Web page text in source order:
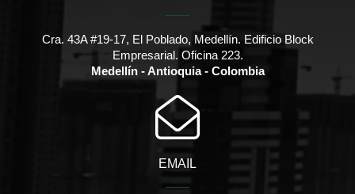
Cra. 43A #19-17, El Poblado, Medellín. Edificio Block
Empresarial. Oficina 223.
Medellín - Antioquia - Colombia
EMAIL